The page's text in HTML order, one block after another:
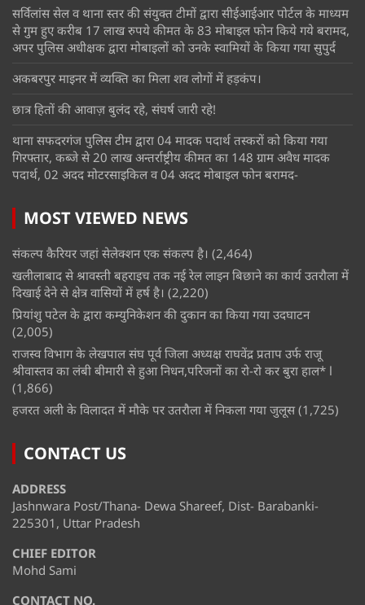
सर्विलांस सेल व थाना स्तर की संयुक्त टीमों द्वारा सीईआईआर पोर्टल के माध्यम
से गुम हुए करीब 17 लाख रुपये कीमत के 83 मोबाइल फोन किये गये बरामद,
अपर पुलिस अधीक्षक द्वारा मोबाइलों को उनके स्वामियों के किया गया सुपुर्द
अकबरपुर माइनर में व्यक्ति का मिला शव लोगों में हड़कंप।
छात्र हितों की आवाज़ बुलंद रहे, संघर्ष जारी रहे!
थाना सफदरगंज पुलिस टीम द्वारा 04 मादक पदार्थ तस्करों को किया गया
गिरफ्तार, कब्जे से 20 लाख अन्तर्राष्ट्रीय कीमत का 148 ग्राम अवैध मादक
पदार्थ, 02 अदद मोटरसाइकिल व 04 अदद मोबाइल फोन बरामद-
MOST VIEWED NEWS
संकल्प कैरियर जहां सेलेक्शन एक संकल्प है। (2,464)
खलीलाबाद से श्रावस्ती बहराइच तक नई रेल लाइन बिछाने का कार्य उतरौला में
दिखाई देने से क्षेत्र वासियों में हर्ष है। (2,220)
प्रियांशु पटेल के द्वारा कम्युनिकेशन की दुकान का किया गया उदघाटन
(2,005)
राजस्व विभाग के लेखपाल संघ पूर्व जिला अध्यक्ष राघवेंद्र प्रताप उर्फ राजू
श्रीवास्तव का लंबी बीमारी से हुआ निधन,परिजनों का रो-रो कर बुरा हाल* l
(1,866)
हजरत अली के विलादत में मौके पर उतरौला में निकला गया जुलूस (1,725)
CONTACT US
ADDRESS
Jashnwara Post/Thana- Dewa Shareef, Dist- Barabanki-
225301, Uttar Pradesh
CHIEF EDITOR
Mohd Sami
CONTACT NO.